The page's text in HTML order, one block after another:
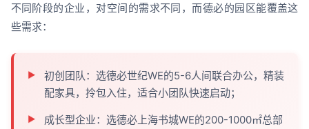
不同阶段的企业，对空间的需求不同，而德必的园区能覆盖这
些需求：
初创团队：选德必世纪WE的5-6人间联合办公，精装
配家具，拎包入住，适合小团队快速启动；
成长型企业：选德必上海书城WE的200-1000㎡总部